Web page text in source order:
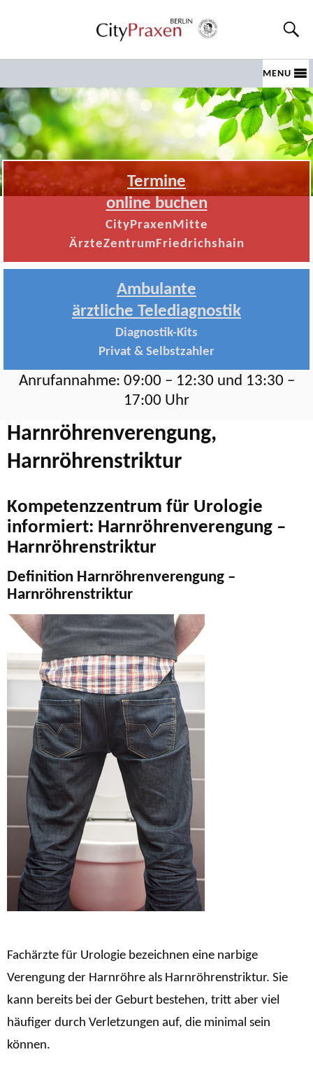
MENU
Termine
online buchen
CityPraxenMitte
ÄrzteZentrumFriedrichshain
Ambulante
ärztliche Telediagnostik
Diagnostik-Kits
Privat & Selbstzahler
Anrufannahme: 09:00 – 12:30 und 13:30 –
17:00 Uhr
Harnröhrenverengung,
Harnröhrenstriktur
Kompetenzzentrum für Urologie
informiert: Harnröhrenverengung –
Harnröhrenstriktur
Definition Harnröhrenverengung –
Harnröhrenstriktur
Fachärzte für Urologie bezeichnen eine narbige
Verengung der Harnröhre als Harnröhrenstriktur. Sie
kann bereits bei der Geburt bestehen, tritt aber viel
häufiger durch Verletzungen auf, die minimal sein
können.